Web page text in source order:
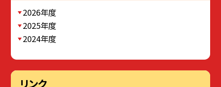
2026年度
2025年度
2024年度
リンク